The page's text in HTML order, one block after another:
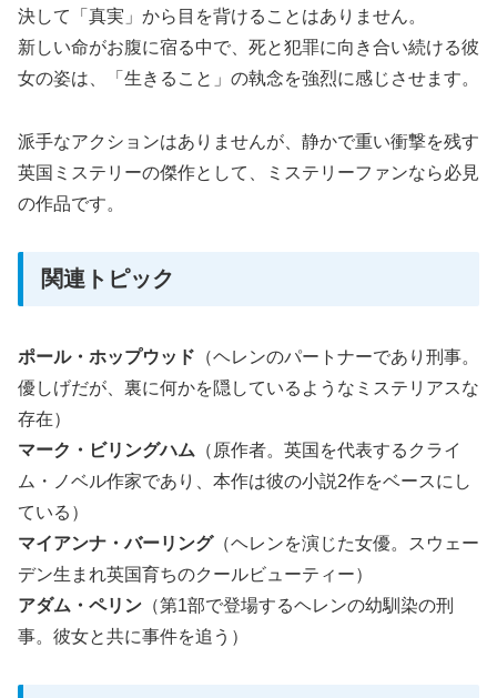
決して「真実」から目を背けることはありません。
新しい命がお腹に宿る中で、死と犯罪に向き合い続ける彼
女の姿は、「生きること」の執念を強烈に感じさせます。
派手なアクションはありませんが、静かで重い衝撃を残す
英国ミステリーの傑作として、ミステリーファンなら必見
の作品です。
関連トピック
ポール・ホップウッド （ヘレンのパートナーであり刑事。
優しげだが、裏に何かを隠しているようなミステリアスな
存在）
マーク・ビリングハム （原作者。英国を代表するクライ
ム・ノベル作家であり、本作は彼の小説2作をベースにし
ている）
マイアンナ・バーリング（ヘレンを演じた女優。スウェー
デン生まれ英国育ちのクールビューティー）
アダム・ペリン （第1部で登場するヘレンの幼馴染の刑
事。彼女と共に事件を追う）